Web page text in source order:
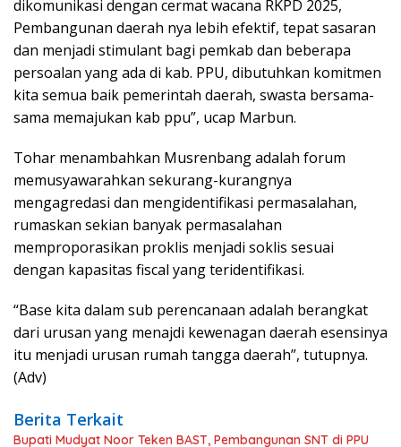
dikomunikasi dengan cermat wacana RKPD 2025,
Pembangunan daerah nya lebih efektif, tepat sasaran
dan menjadi stimulant bagi pemkab dan beberapa
persoalan yang ada di kab. PPU, dibutuhkan komitmen
kita semua baik pemerintah daerah, swasta bersama-
sama memajukan kab ppu”, ucap Marbun.
Tohar menambahkan Musrenbang adalah forum
memusyawarahkan sekurang-kurangnya
mengagredasi dan mengidentifikasi permasalahan,
rumaskan sekian banyak permasalahan
memproporasikan proklis menjadi soklis sesuai
dengan kapasitas fiscal yang teridentifikasi.
“Base kita dalam sub perencanaan adalah berangkat
dari urusan yang menajdi kewenagan daerah esensinya
itu menjadi urusan rumah tangga daerah”, tutupnya.
(Adv)
Berita Terkait
Bupati Mudyat Noor Teken BAST, Pembangunan SNT di PPU